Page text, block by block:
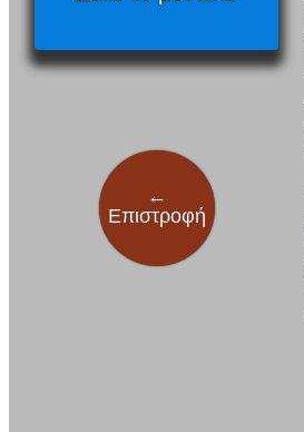
←
Επιστροφή